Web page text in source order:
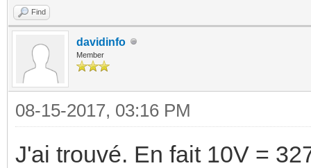
Find
davidinfo
Member
08-15-2017, 03:16 PM
J'ai trouvé. En fait 10V =